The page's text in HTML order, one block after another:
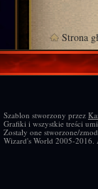
Strona
Szablon stworzony przez
Grafiki i wszystkie treści
Zostały one stworzone/
Wizard's World 2005-2016.